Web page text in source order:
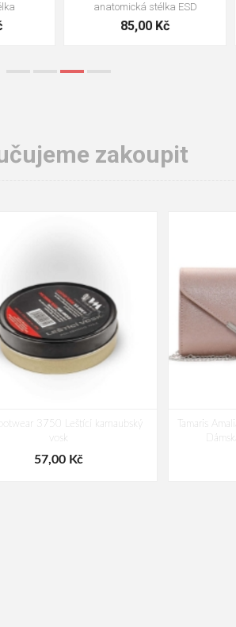
na obuv
39,00 Kč
zakoupit
3750 Leštící karnaubský
vosk
57,00 Kč
Tamaris